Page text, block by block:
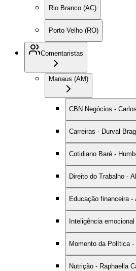
Rio Branco (AC)
Porto Velho (RO)
Comentaristas
Manaus (AM)
CBN Negócios -
Carreiras - Durval
Cotidiano Baré -
Direito do Trabalho -
Educação financeira -
Inteligência
Momento da Política -
Nutrição - Raphaella